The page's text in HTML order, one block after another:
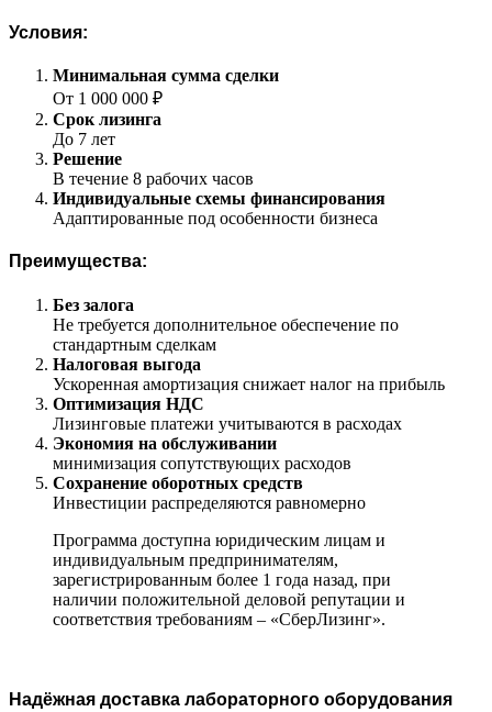
Условия:
Минимальная сумма сделки
От 1 000 000 ₽
Срок лизинга
До 7 лет
Решение
В течение 8 рабочих часов
Индивидуальные схемы финансирования
Адаптированные под особенности бизнеса
Преимущества:
Без залога
Не требуется дополнительное обеспечение по
стандартным сделкам
Налоговая выгода
Ускоренная амортизация снижает налог на прибыль
Оптимизация НДС
Лизинговые платежи учитываются в расходах
Экономия на обслуживании
минимизация сопутствующих расходов
Сохранение оборотных средств
Инвестиции распределяются равномерно
Программа доступна юридическим лицам и
индивидуальным предпринимателям,
зарегистрированным более 1 года назад, при
наличии положительной деловой репутации и
соответствия требованиям – «СберЛизинг».
Надёжная доставка лабораторного оборудования